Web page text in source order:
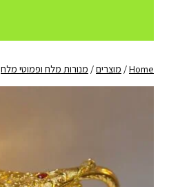
Home
/ מוצרים/ מנורות מלח ופמוטי מלח